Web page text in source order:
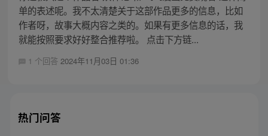
单的表述呢。我不太清楚关于这部作品更多的信息，比如
作者呀，故事大概内容之类的。如果有更多信息的话，我
就能按照要求好好整合推荐啦。 点击下方链...
1 个回答 2024年11月03日 01:36
热门问答